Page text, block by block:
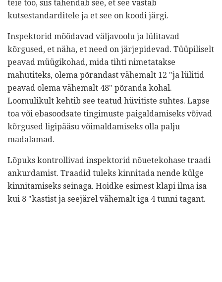
teie töö, siis tähendab see, et see vastab
kutsestandarditele ja et see on koodi järgi.
Inspektorid mõõdavad väljavoolu ja lülitavad
kõrgused, et näha, et need on järjepidevad. Tüüpiliselt
peavad müügikohad, mida tihti nimetatakse
mahutiteks, olema põrandast vähemalt 12 "ja lülitid
peavad olema vähemalt 48" põranda kohal.
Loomulikult kehtib see teatud hüvitiste suhtes. Lapse
toa või ebasoodsate tingimuste paigaldamiseks võivad
kõrgused ligipääsu võimaldamiseks olla palju
madalamad.
Lõpuks kontrollivad inspektorid nõuetekohase traadi
ankurdamist. Traadid tuleks kinnitada nende külge
kinnitamiseks seinaga. Hoidke esimest klapi ilma isa
kui 8 "kastist ja seejärel vähemalt iga 4 tunni tagant.